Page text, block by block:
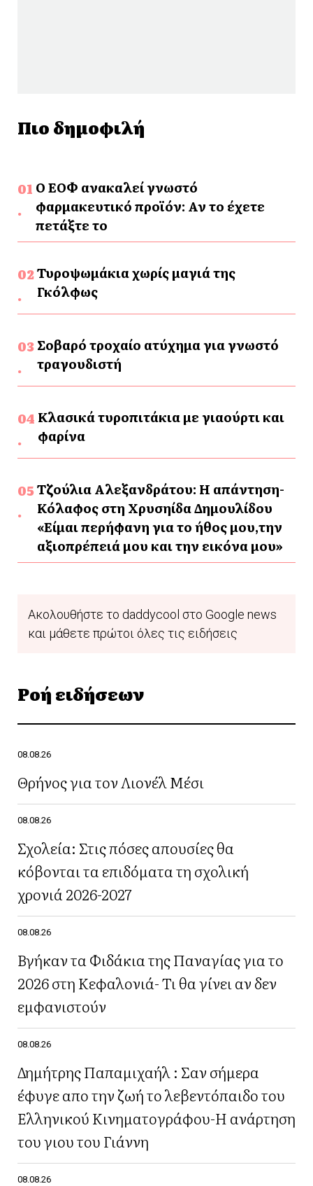
Πιο δημοφιλή
Ο ΕΟΦ ανακαλεί γνωστό
φαρμακευτικό προϊόν: Αν το έχετε
πετάξτε το
Τυροψωμάκια χωρίς μαγιά της
Γκόλφως
Σοβαρό τροχαίο ατύχημα για γνωστό
τραγουδιστή
Κλασικά τυροπιτάκια με γιαούρτι και
φαρίνα
Τζούλια Αλεξανδράτου: Η απάντηση-
Κόλαφος στη Χρυσηίδα Δημουλίδου
«Είμαι περήφανη για το ήθος μου,την
αξιοπρέπειά μου και την εικόνα μου»
Ακολουθήστε το daddycool στο Google news
και μάθετε πρώτοι όλες τις ειδήσεις
Ροή ειδήσεων
08.08.26
Θρήνος για τον Λιονέλ Μέσι
08.08.26
Σχολεία: Στις πόσες απουσίες θα
κόβονται τα επιδόματα τη σχολική
χρονιά 2026-2027
08.08.26
Βγήκαν τα Φιδάκια της Παναγίας για το
2026 στη Κεφαλονιά- Τι θα γίνει αν δεν
εμφανιστούν
08.08.26
Δημήτρης Παπαμιχαήλ : Σαν σήμερα
έφυγε απο την ζωή το λεβεντόπαιδο του
Ελληνικού Κινηματογράφου-Η ανάρτηση
του γιου του Γιάννη
08.08.26